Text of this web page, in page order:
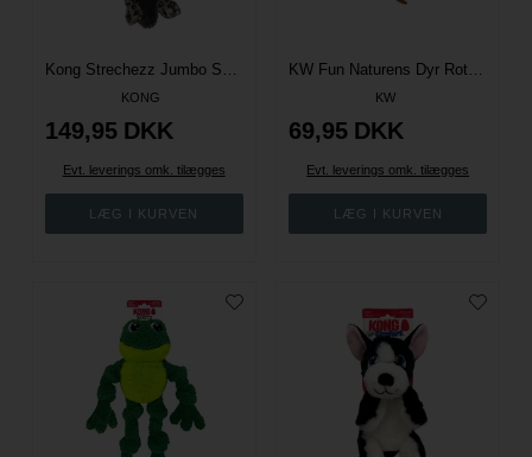
KONG
149,95 DKK
Evt. leverings omk. tilægges
KW
69,95 DKK
Evt. leverings omk. tilægges